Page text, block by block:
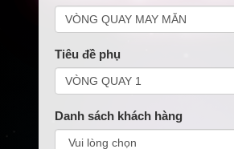
VÒNG QUAY 1
Tiêu đề phụ
Danh sách khách hàng